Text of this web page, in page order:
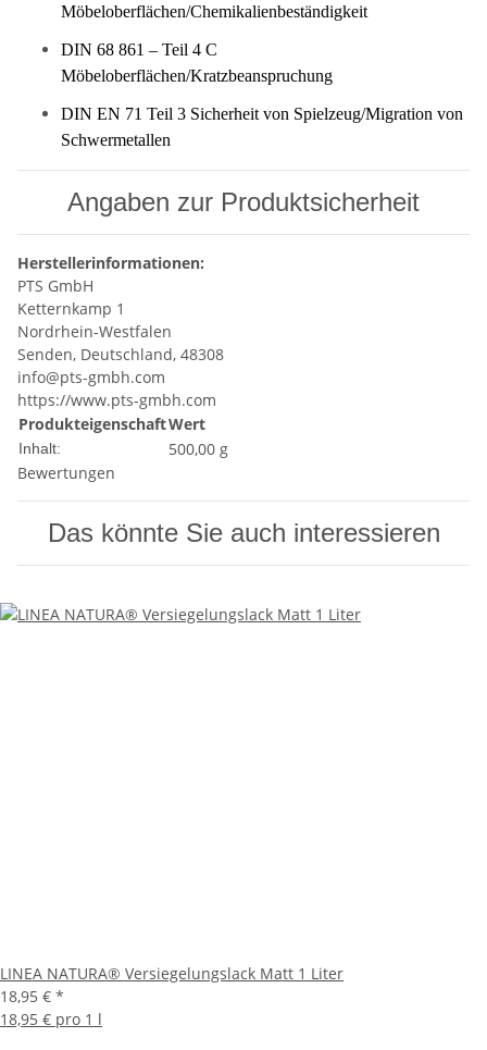
Möbeloberflächen/Chemikalienbeständigkeit
DIN 68 861 – Teil 4 C
Möbeloberflächen/Kratzbeanspruchung
DIN EN 71 Teil 3 Sicherheit von Spielzeug/Migration von
Schwermetallen
Angaben zur Produktsicherheit
Herstellerinformationen:
PTS GmbH
Ketternkamp 1
Nordrhein-Westfalen
Senden, Deutschland, 48308
info@pts-gmbh.com
https://www.pts-gmbh.com
ProdukteigenschaftWert
Inhalt:
500,00 g
Bewertungen
Das könnte Sie auch interessieren
LINEA NATURA® Versiegelungslack Matt 1 Liter
18,95 € *
18,95 € pro 1 l